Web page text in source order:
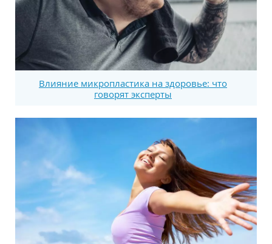
Влияние микропластика на здоровье: что
говорят эксперты